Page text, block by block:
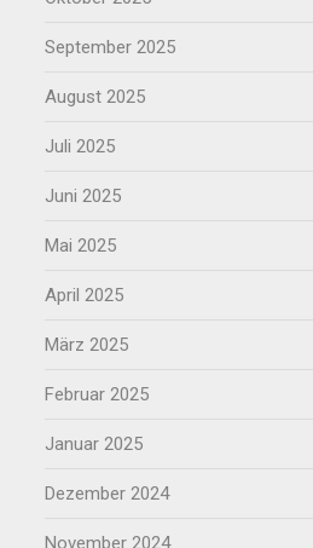
September 2025
August 2025
Juli 2025
Juni 2025
Mai 2025
April 2025
März 2025
Februar 2025
Januar 2025
Dezember 2024
November 2024